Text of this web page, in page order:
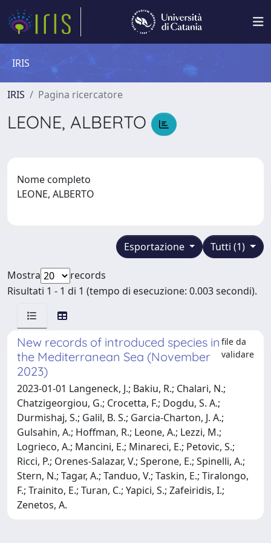
IRIS
IRIS Pagina ricercatore
LEONE, ALBERTO
Nome completo
LEONE, ALBERTO
Tutti (1)
Esportazione
Mostra
records
Risultati 1 - 1 di 1 (tempo di esecuzione: 0.003 secondi).
New records of introduced species in
the Mediterranean Sea (November
2023)
file da
validare
2023-01-01 Langeneck, J.; Bakiu, R.; Chalari, N.;
Chatzigeorgiou, G.; Crocetta, F.; Dogdu, S. A.;
Durmishaj, S.; Galil, B. S.; Garcia-Charton, J. A.;
Gulsahin, A.; Hoffman, R.; Leone, A.; Lezzi, M.;
Logrieco, A.; Mancini, E.; Minareci, E.; Petovic, S.;
Ricci, P.; Orenes-Salazar, V.; Sperone, E.; Spinelli, A.;
Stern, N.; Tagar, A.; Tanduo, V.; Taskin, E.; Tiralongo,
F.; Trainito, E.; Turan, C.; Yapici, S.; Zafeiridis, I.;
Zenetos, A.